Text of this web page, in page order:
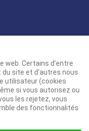
web. Certains d’entre
site et d’autres nous
utilisateur (cookies
si vous autorisez ou
les rejetez, vous
des fonctionnalités